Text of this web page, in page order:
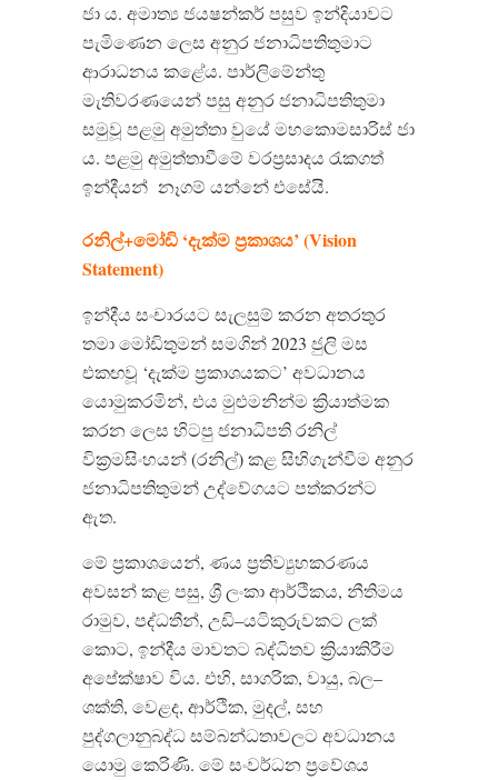
ජා ය. අමාත්‍ය ජයෂන්කර් පසුව ඉන්දියාවට
පැමිණෙන ලෙස අනුර ජනාධිපතිතුමාට
ආරාධනය කළේය. පාර්ලිමේන්තු
මැතිවරණයෙන් පසු අනුර ජනාධිපතිතුමා
සමුවූ පළමු අමුත්තා වුයේ මහකොමසාරිස් ජා
ය. පළමු අමුත්තාවීමේ වරප්‍රසාදය රැකගත්
ඉන්දීයන් නෑගම් යන්නේ එසේයි.
රනිල්+මෝඩි ‘දැක්මප්‍රකාශය’ (Vision
Statement)
ඉන්දීය සංචාරයට සැලසුම් කරන අතරතුර
තමා මෝඩිතුමන් සමගින්2023 ජුලි මස
එකඟවූ ‘දැක්ම ප්‍රකාශයකට’ අවධානය
යොමුකරමින්, එය මුළුමනින්ම ක්‍රියාත්මක
කරන ලෙස හිටපු ජනාධිපති රනිල්
වික්‍රමසිංහයන්(රනිල්)කළ සිහිගැන්වීම අනුර
ජනාධිපතිතුමන් උද්වේගයට පත්කරන්ට
ඇත.
මේ ප්‍රකාශයෙන්, ණය ප්‍රතිව්‍යුහකරණය
අවසන් කළ පසු, ශ්‍රී ලංකා ආර්ථිකය, නීතිමය
රාමුව, පද්ධතීන්, උඩි–යටිකුරුවකට ලක්
කොට, ඉන්දීය මාවතට බද්ධිතව ක්‍රියාකිරීම
අපේක්ෂාව විය. එහි, සාගරික, වායු, බල–
ශක්ති, වෙළද, ආර්ථික, මුදල්, සහ
පුද්ගලානුබද්ධ සම්බන්ධතාවලට අවධානය
යොමු කෙරිණි. මේ සංවර්ධන ප්‍රවේශය